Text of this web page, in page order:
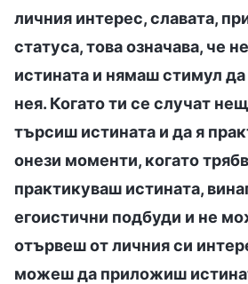
личния интерес, славата,
статуса, това означава, че
истината и нямаш стимул
нея. Когато ти се случат
търсиш истината и да я
онези моменти, когато
практикуваш истината,
егоистични подбуди и не
отървеш от личния си
можеш да приложиш